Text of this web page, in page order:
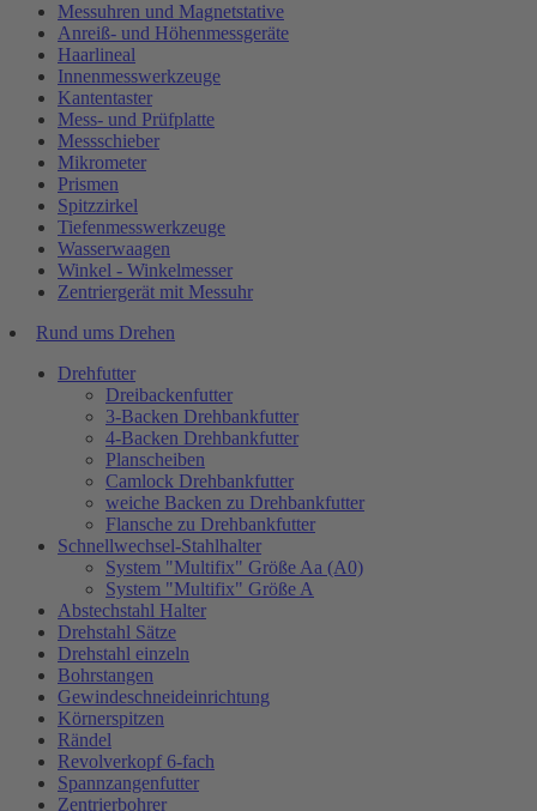
Messuhren und Magnetstative
Anreiß- und Höhenmessgeräte
Haarlineal
Innenmesswerkzeuge
Kantentaster
Mess- und Prüfplatte
Messschieber
Mikrometer
Prismen
Spitzzirkel
Tiefenmesswerkzeuge
Wasserwaagen
Winkel - Winkelmesser
Zentriergerät mit Messuhr
Rund ums Drehen
Drehfutter
Dreibackenfutter
3-Backen Drehbankfutter
4-Backen Drehbankfutter
Planscheiben
Camlock Drehbankfutter
weiche Backen zu Drehbankfutter
Flansche zu Drehbankfutter
Schnellwechsel-Stahlhalter
System "Multifix" Größe Aa (A0)
System "Multifix" Größe A
Abstechstahl Halter
Drehstahl Sätze
Drehstahl einzeln
Bohrstangen
Gewindeschneideinrichtung
Körnerspitzen
Rändel
Revolverkopf 6-fach
Spannzangenfutter
Zentrierbohrer